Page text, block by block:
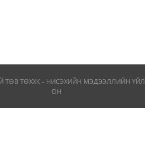
ТӨХХК - НИСЭХИЙН МЭДЭЭЛЛИЙН
ОН